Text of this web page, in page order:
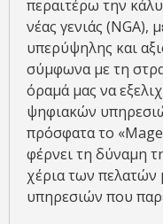
περαιτέρω την
νέας γενιάς (NGA),
υπερύψηλης και
σύμφωνα με τη
όραμά μας να
ψηφιακών
πρόσφατα το
φέρνει τη δύναμη
χέρια των πελατών
υπηρεσιών που